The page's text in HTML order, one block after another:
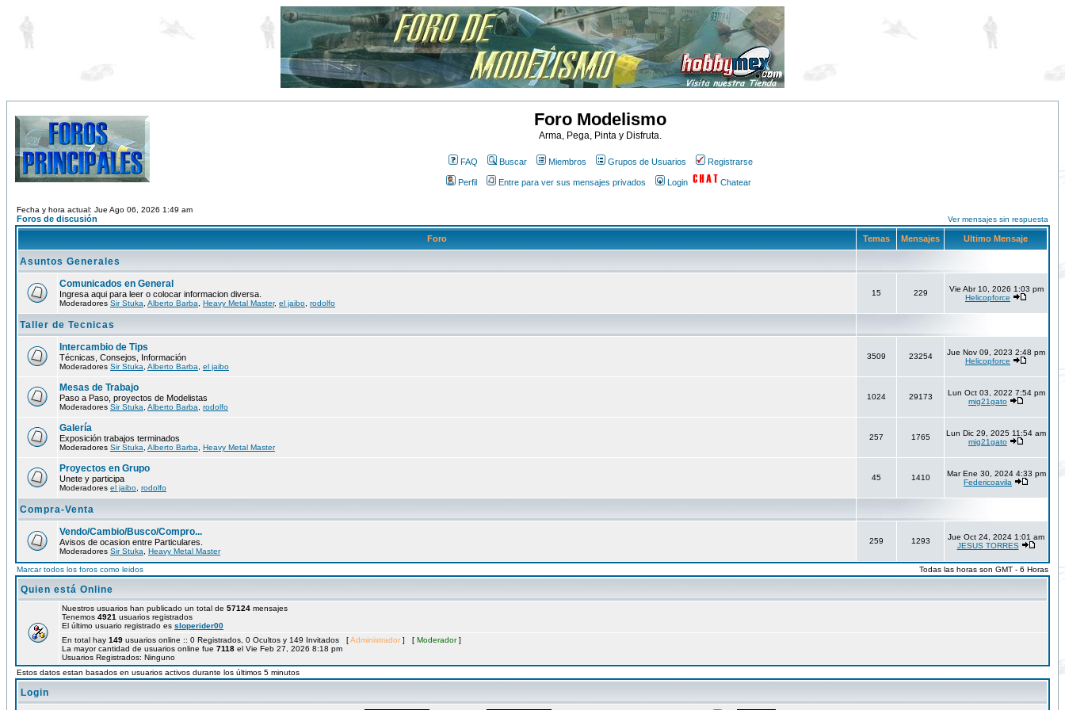
Foro Modelismo
Arma, Pega, Pinta y Disfruta.
FAQ Buscar Miembros Grupos de Usuarios Registrarse
Perfil Entre para ver sus mensajes privados Login Chatear
Fecha y hora actual: Jue Ago 06, 2026 1:49 am
Foros de discusión Ver mensajes sin respuesta
Foro Temas Mensajes Ultimo Mensaje
Asuntos Generales
Comunicados en General
Ingresa aqui para leer o colocar informacion diversa.
Moderadores Sir Stuka Alberto Barba Heavy Metal Master, el jaibo rodolfo
15 229
Vie Abr 10, 2026 1:03 pm
Helicopforce
Taller de Tecnicas
Intercambio de Tips
Técnicas, Consejos, Información
Moderadores Sir Stuka Alberto Barba el jaibo
3509 23254
Jue Nov 09, 2023 2:48 pm
Helicopforce
Mesas de Trabajo
Paso a Paso, proyectos de Modelistas
Moderadores Sir Stuka Alberto Barba rodolfo
1024 29173
Lun Oct 03, 2022 7:54 pm
mig21gato
Galería
Exposición trabajos terminados
Moderadores Sir Stuka Alberto Barba Heavy Metal Master
257 1765
Lun Dic 29, 2025 11:54 am
mig21gato
Proyectos en Grupo
Unete y participa
Moderadores el jaibo rodolfo
45 1410
Mar Ene 30, 2024 4:33 pm
Federicoavila
Compra-Venta
Vendo/Cambio/Busco/Compro...
Avisos de ocasion entre Particulares.
Moderadores Sir Stuka Heavy Metal Master
259 1293
Jue Oct 24, 2024 1:01 am
JESUS TORRES
Marcar todos los foros como leidos Todas las horas son GMT - 6 Horas
Quien está Online
Nuestros usuarios han publicado un total de 57124 mensajes
Tenemos 4921 usuarios registrados
El último usuario registrado es sloperider00
En total hay 149 usuarios online :: 0 Registrados, 0 Ocultos y 149 Invitados [Administrador ] [ Moderador]
La mayor cantidad de usuarios online fue 7118 el Vie Feb 27, 2026 8:18 pm
Usuarios Registrados: Ninguno
Estos datos estan basados en usuarios activos durante los últimos 5 minutos
Login